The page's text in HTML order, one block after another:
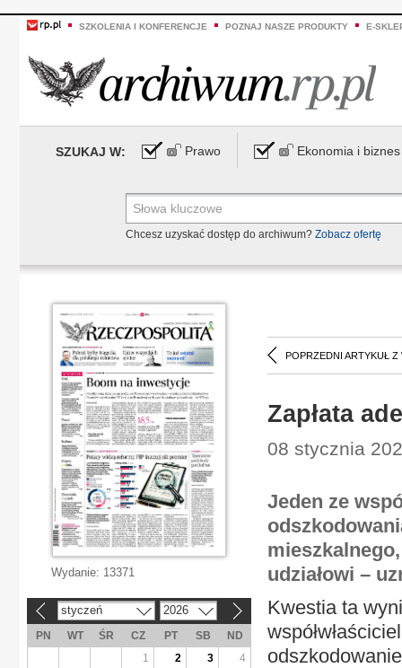
SZKOLENIA I KONFERENCJE POZNAJ NASZE PRODUKTY E-
SZUKAJ W: Prawo Ekonomia i biznes
Chcesz uzyskać dostęp do archiwum? Zobacz ofertę
POPRZEDNI ARTYKUŁ Z
Zapłata
08 stycznia
Jeden ze
udziałowi –
Kwestia ta
Wydanie: 13371
styczeń 2026
PN WT ŚR CZ PT SB
ND
1
2 3
4